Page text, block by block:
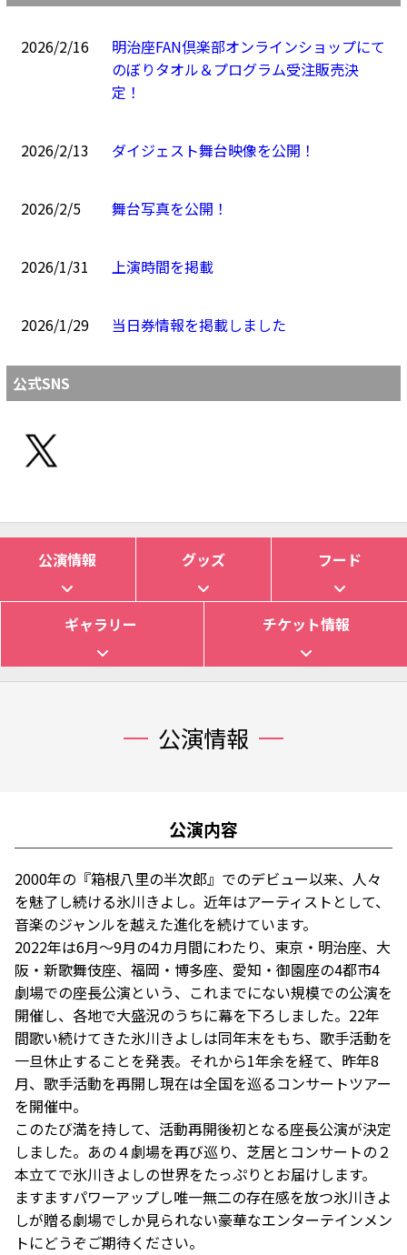
2026/2/16
明治座FAN倶楽部オンラインショップにて
のぼりタオル＆プログラム受注販売決
定！
2026/2/13 ダイジェスト舞台映像を公開！
2026/2/5 舞台写真を公開！
2026/1/31 上演時間を掲載
2026/1/29 当日券情報を掲載しました
公式SNS
公演情報 グッズ フード
ギャラリー チケット情報
公演情報
公演内容
2000年の『箱根八里の半次郎』でのデビュー以来、人々
を魅了し続ける氷川きよし。近年はアーティストとして、
音楽のジャンルを越えた進化を続けています。
2022年は6月～9月の4カ月間にわたり、東京・明治座、大
阪・新歌舞伎座、福岡・博多座、愛知・御園座の4都市4
劇場での座長公演という、これまでにない規模での公演を
開催し、各地で大盛況のうちに幕を下ろしました。22年
間歌い続けてきた氷川きよしは同年末をもち、歌手活動を
一旦休止することを発表。それから1年余を経て、昨年8
月、歌手活動を再開し現在は全国を巡るコンサートツアー
を開催中。
このたび満を持して、活動再開後初となる座長公演が決定
しました。あの４劇場を再び巡り、芝居とコンサートの２
本立てで氷川きよしの世界をたっぷりとお届けします。
ますますパワーアップし唯一無二の存在感を放つ氷川きよ
しが贈る劇場でしか見られない豪華なエンターテインメン
トにどうぞご期待ください。